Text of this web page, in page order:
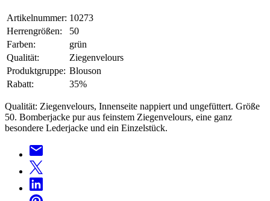
Artikelnummer: 10273
Herrengrößen:
50
Farben:
grün
Qualität:
Ziegenvelours
Produktgruppe: Blouson
Rabatt:
35%
Qualität: Ziegenvelours, Innenseite nappiert und ungefüttert. Größe
50. Bomberjacke pur aus feinstem Ziegenvelours, eine ganz
besondere Lederjacke und ein Einzelstück.